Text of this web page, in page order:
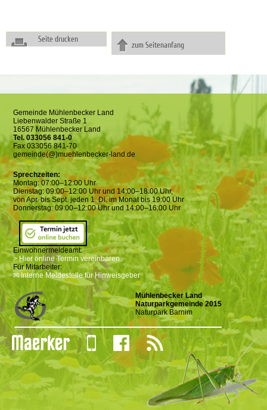
Seite drucken
zum Seitenanfang
Gemeinde Mühlenbecker Land
Liebenwalder Straße 1
16567 Mühlenbecker Land
Tel. 033056 841-0
Fax 033056 841-70
gemeinde(@)muehlenbecker-land.de
Sprechzeiten:
Montag: 07:00–12:00 Uhr
Dienstag: 09:00–12:00 Uhr und 14:00–18:00 Uhr,
von Apr. bis Sept. jeden 1. Di. im Monat bis 19:00 Uhr
Donnerstag: 09:00–12:00 Uhr und 14:00–16:00 Uhr
Einwohnermeldeamt:
> Hier online Termin vereinbaren
Für Mitarbeiter:
✉ Interne Meldestelle für Hinweisgeber
Mühlenbecker Land
Naturparkgemeinde 2015
Naturpark Barnim